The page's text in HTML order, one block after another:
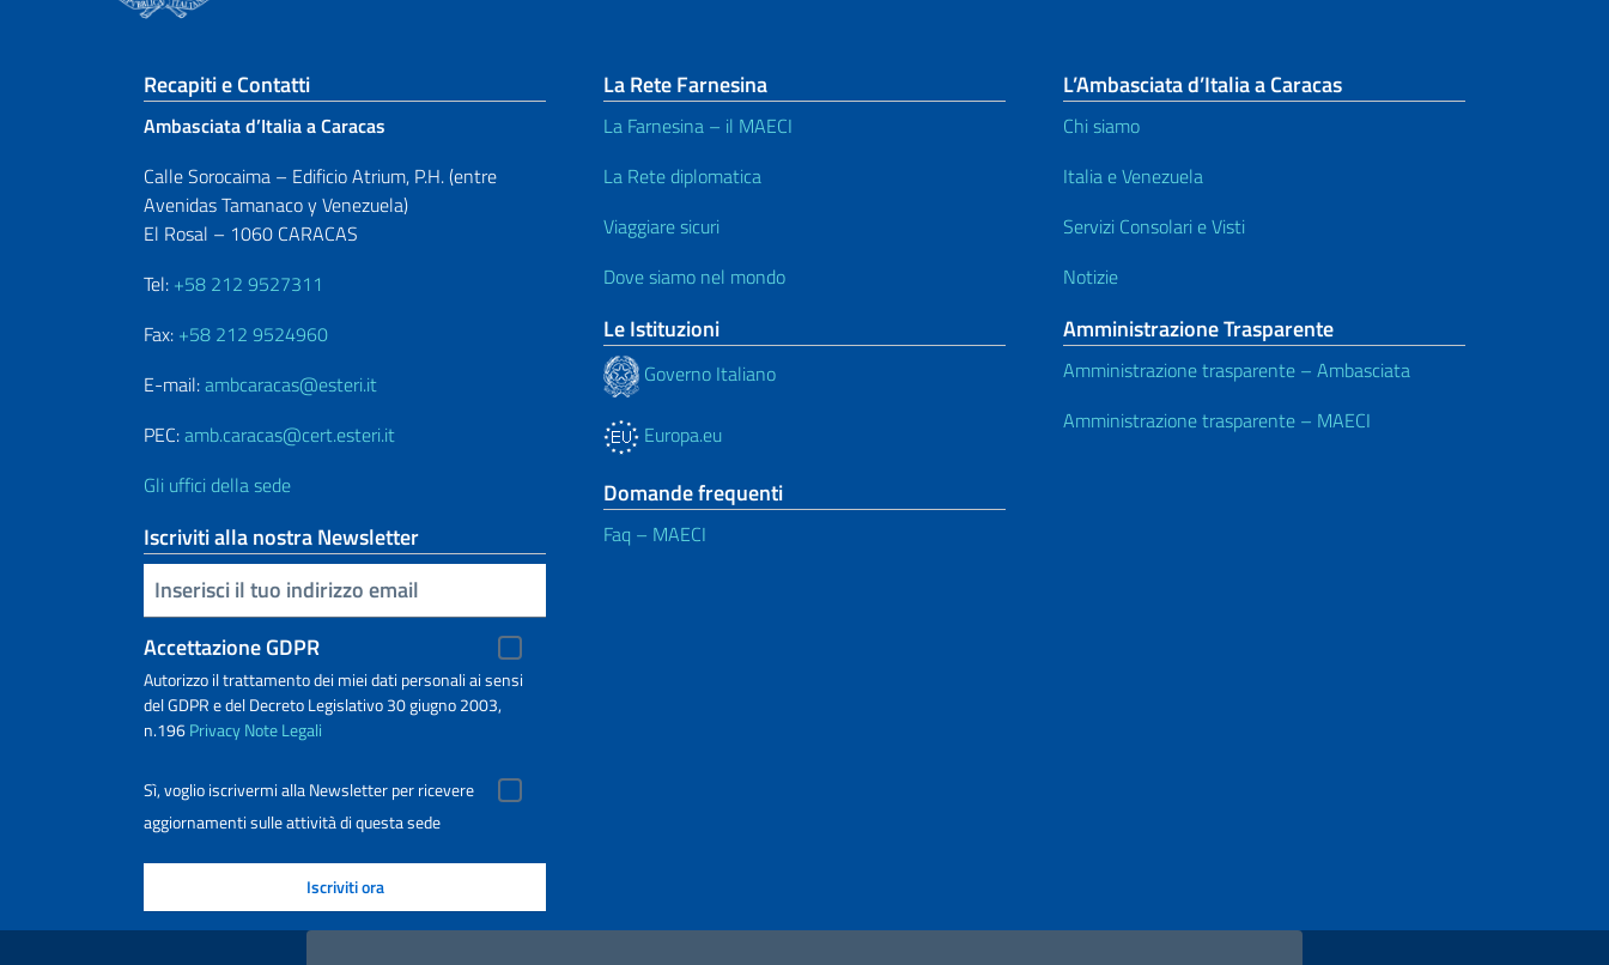
Sezione footer
Recapiti e Contatti
Ambasciata d’Italia a Caracas
Calle Sorocaima – Edificio Atrium, P.H. (entre
Avenidas Tamanaco y Venezuela)
El Rosal – 1060 CARACAS
Tel: +58 212 9527311
Fax: +58 212 9524960
E-mail:ambcaracas@esteri.it
PEC:amb.caracas@cert.esteri.it
Gli uffici della sede
Iscriviti alla nostra Newsletter
Inserisci la tua email
Accettazione GDPR
Autorizzo il trattamento dei miei dati personali ai sensi
del GDPR e del Decreto Legislativo 30 giugno 2003,
n.196PrivacyNote Legali
Sì, voglio iscrivermi alla Newsletter per ricevere
aggiornamenti sulle attività di questa sede
La Rete Farnesina
La Farnesina – il MAECI
La Rete diplomatica
Viaggiare sicuri
Dove siamo nel mondo
Le Istituzioni
Governo Italiano
Europa.eu
Domande frequenti
Faq – MAECI
L’Ambasciata d’Italia a Caracas
Chi siamo
Italia e Venezuela
Servizi Consolari e Visti
Notizie
Amministrazione Trasparente
Amministrazione trasparente – Ambasciata
Amministrazione trasparente – MAECI